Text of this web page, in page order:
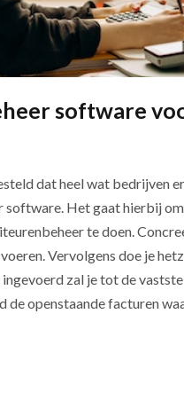
software
dat heel wat bedrijven
Het gaat hierbij
te doen.
Vervolgens doe je
zal je tot de
openstaande facturen